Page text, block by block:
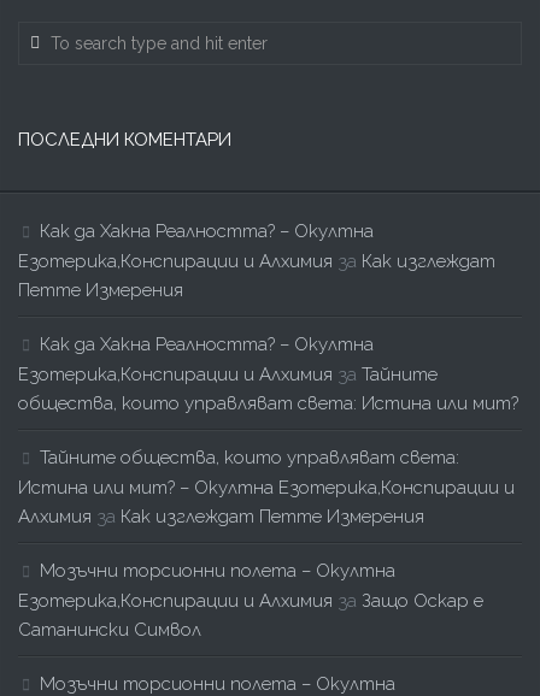
ПОСЛЕДНИ КОМЕНТАРИ
Как да Хакна Реалността? – Окултна
Езотерика,Конспирации и Алхимия за Как изглеждат
Петте Измерения
Как да Хакна Реалността? – Окултна
Езотерика,Конспирации и Алхимия за Тайните
общества, които управляват света: Истина или мит?
Тайните общества, които управляват света:
Истина или мит? – Окултна Езотерика,Конспирации и
Алхимия за Как изглеждат Петте Измерения
Мозъчни торсионни полета – Окултна
Езотерика,Конспирации и Алхимия за Защо Оскар е
Сатанински Символ
Мозъчни торсионни полета – Окултна